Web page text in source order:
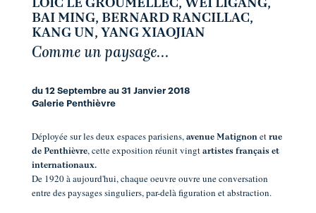
LOIC LE GROUMELLEC, WEI LIGANG,
BAI MING, BERNARD RANCILLAC,
KANG UN, YANG XIAOJIAN
Comme un paysage...
du 12 Septembre au 31 Janvier 2018
Galerie Penthièvre
Déployée sur les deux espaces parisiens, avenue Matignon et rue
de Penthièvre, cette exposition réunit vingt artistes français et
internationaux.
De 1920 à aujourd'hui, chaque oeuvre ouvre une conversation
entre des paysages singuliers, par-delà figuration et abstraction.